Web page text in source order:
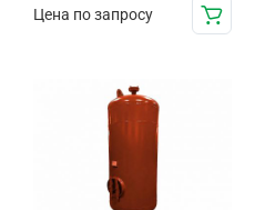
Цена по запросу